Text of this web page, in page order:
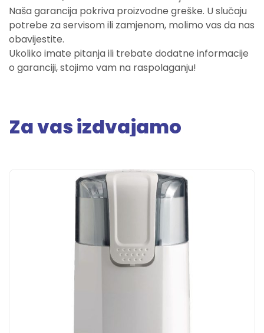
Naša garancija pokriva proizvodne greške. U slučaju
potrebe za servisom ili zamjenom, molimo vas da nas
obavijestite.
Ukoliko imate pitanja ili trebate dodatne informacije
o garanciji, stojimo vam na raspolaganju!
Za vas izdvajamo